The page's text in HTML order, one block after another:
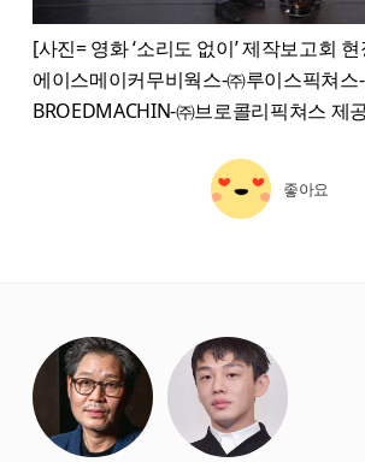
[사진= 영화 ‘소리도 없이’ 제작보고회
에이스메이커무비웍스-㈜루이스픽쳐스-
BROEDMACHIN-㈜브로콜리픽쳐스 제
좋아요